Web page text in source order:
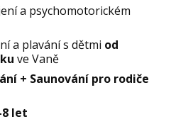
a psychomotorickém
a plavání s dětmi od
ve Vaně
+ Saunování pro rodiče
let